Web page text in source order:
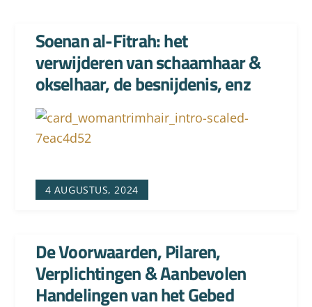
4 AUGUSTUS, 2024
Soenan al-Fitrah: het
verwijderen van schaamhaar &
okselhaar, de besnijdenis, enz
De Voorwaarden, Pilaren,
Verplichtingen & Aanbevolen
Handelingen van het Gebed